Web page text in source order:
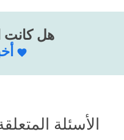
هل كانت
الأسئلة